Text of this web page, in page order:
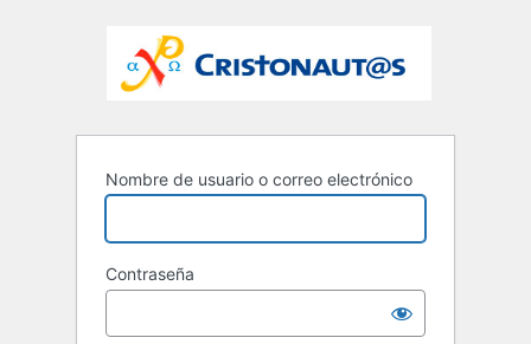
Nombre de usuario o correo electrónico
Contraseña